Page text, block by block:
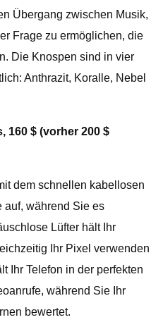
Übergang zwischen Musik,
Frage zu ermöglichen, die
Die Knospen sind in vier
Anthrazit, Koralle, Nebel
160 $ ​​(vorher 200 $
dem schnellen kabellosen
auf, während Sie es
Lüfter hält Ihr
Ihr Pixel verwenden
Ihr Telefon in der perfekten
während Sie Ihr
bewertet.